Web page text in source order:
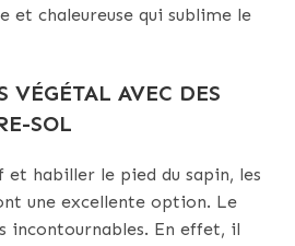
et chaleureuse qui sublime le
VÉGÉTAL AVEC DES
SOL
et habiller le pied du sapin, les
une excellente option. Le
incontournables. En effet, il